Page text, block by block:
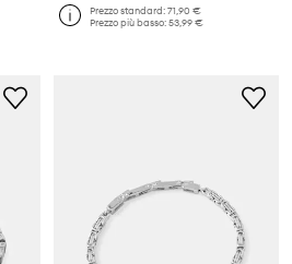
Prezzo standard:71,90 €
Prezzo più basso:53,99 €